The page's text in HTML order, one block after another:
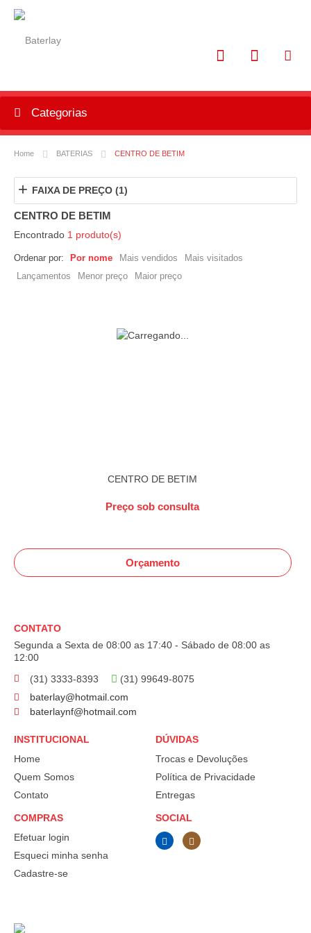
Categorias
Home BATERIAS CENTRO DE BETIM
+ FAIXA DE PREÇO (1)
CENTRO DE BETIM
Encontrado 1 produto(s)
Ordenar por: Por nome Mais vendidos
Mais visitados
Lançamentos
Menor preço Maior preço
CENTRO DE BETIM
Preço sob consulta
Orçamento
CONTATO
Segunda a Sexta de 08:00 as 17:40 - Sábado de 08:00 as
12:00
(31) 3333-8393
(31) 99649-8075
baterlay@hotmail.com
baterlaynf@hotmail.com
INSTITUCIONAL
Home
Quem Somos
Contato
DÚVIDAS
Trocas e Devoluções
Política de Privacidade
Entregas
COMPRAS
Efetuar login
Esqueci minha senha
Cadastre-se
SOCIAL